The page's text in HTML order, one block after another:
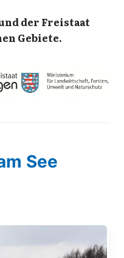
der Freistaat
Gebiete.
See